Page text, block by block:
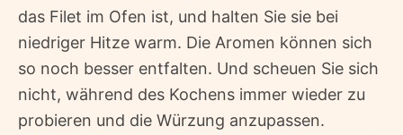
das Filet im Ofen ist, und halten Sie sie bei
niedriger Hitze warm. Die Aromen können sich
so noch besser entfalten. Und scheuen Sie sich
nicht, während des Kochens immer wieder zu
probieren und die Würzung anzupassen.